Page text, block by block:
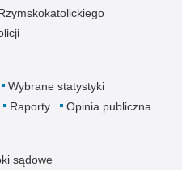
Wybrane statystyki
Raporty Opinia publiczna
sądowe